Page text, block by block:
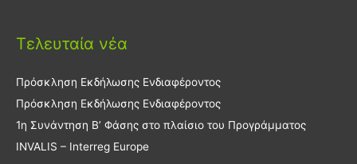
Τελευταία νέα
Πρόσκληση Εκδήλωσης Ενδιαφέροντος
Πρόσκληση Εκδήλωσης Ενδιαφέροντος
1η Συνάντηση Β’ Φάσης στο πλαίσιο του Προγράμματος
INVALIS – Interreg Europe